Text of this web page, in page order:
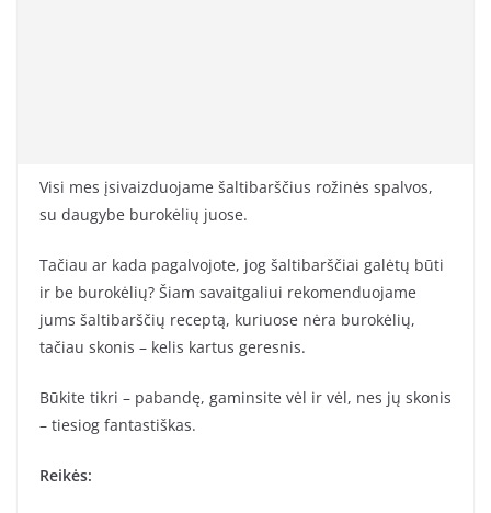
Visi mes įsivaizduojame šaltibarščius rožinės spalvos,
su daugybe burokėlių juose.
Tačiau ar kada pagalvojote, jog šaltibarščiai galėtų būti
ir be burokėlių? Šiam savaitgaliui rekomenduojame
jums šaltibarščių receptą, kuriuose nėra burokėlių,
tačiau skonis – kelis kartus geresnis.
Būkite tikri – pabandę, gaminsite vėl ir vėl, nes jų skonis
– tiesiog fantastiškas.
Reikės: